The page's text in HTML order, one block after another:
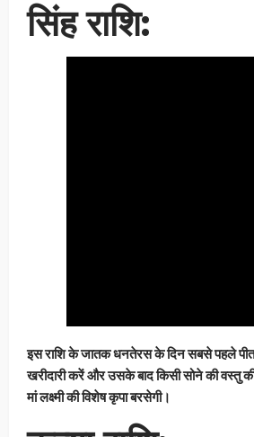
सिंह राशि:
इस राशि के जातक धनतेरस के दिन सबसे पहले
खरीदारी करें और उसके बाद किसी सोने की वस्तु
मां लक्ष्मी की विशेष कृपा बरसेगी।